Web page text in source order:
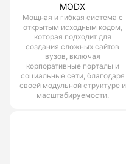
MODX
Мощная и гибкая система с
открытым исходным кодом,
которая подходит для
создания сложных сайтов
вузов, включая
корпоративные порталы и
социальные сети, благодаря
своей модульной структуре и
масштабируемости.